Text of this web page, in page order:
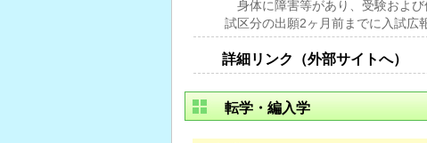
身体に障害等があり、受験および
試区分の出願2ヶ月前までに入試広
詳細リンク（外部サイトへ）
転学・編入学